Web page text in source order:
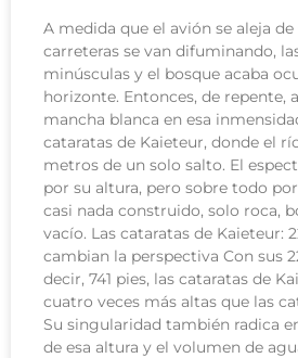
A medida que el avión se aleja
carreteras se van difuminando,
minúsculas y el bosque acaba
horizonte. Entonces, de repente,
mancha blanca en esa
cataratas de Kaieteur, donde el
metros de un solo salto. El
por su altura, pero sobre todo
casi nada construido, solo roca,
vacío. Las cataratas de Kaieteur:
cambian la perspectiva Con sus
decir, 741 pies, las cataratas de
cuatro veces más altas que las
Su singularidad también radica
de esa altura y el volumen de